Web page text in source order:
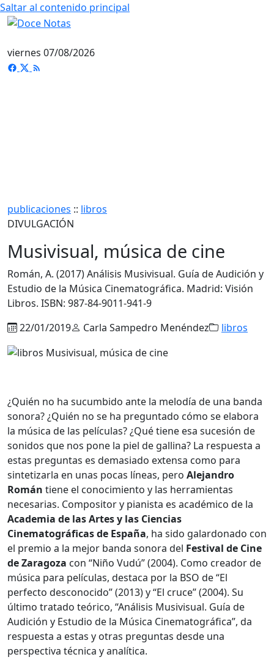
Saltar al contenido principal
viernes 07/08/2026
publicaciones :: libros
DIVULGACIÓN
Musivisual, música de cine
Román, A. (2017) Análisis Musivisual. Guía de Audición y
Estudio de la Música Cinematográfica. Madrid: Visión
Libros. ISBN: 987-84-9011-941-9
22/01/2019
Carla Sampedro Menéndez libros
¿Quién no ha sucumbido ante la melodía de una banda
sonora? ¿Quién no se ha preguntado cómo se elabora
la música de las películas? ¿Qué tiene esa sucesión de
sonidos que nos pone la piel de gallina? La respuesta a
estas preguntas es demasiado extensa como para
sintetizarla en unas pocas líneas, pero Alejandro
Román tiene el conocimiento y las herramientas
necesarias. Compositor y pianista es académico de la
Academia de las Artes y las Ciencias
Cinematográficas de España, ha sido galardonado con
el premio a la mejor banda sonora del Festival de Cine
de Zaragoza con “Niño Vudú” (2004). Como creador de
música para películas, destaca por la BSO de “El
perfecto desconocido” (2013) y “El cruce” (2004). Su
último tratado teórico, “Análisis Musivisual. Guía de
Audición y Estudio de la Música Cinematográfica”, da
respuesta a estas y otras preguntas desde una
perspectiva técnica y analítica.